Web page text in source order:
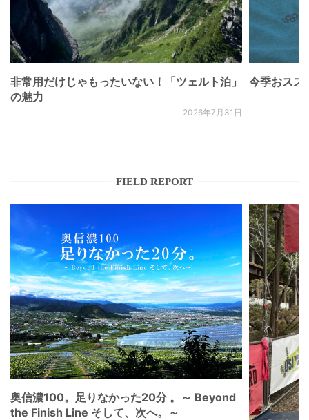
非常用だけじゃもったいない！「ツェルト泊」
の魅力
2026年7月31日
今季おスス
FIELD REPORT
奥信濃100。足りなかった20分 。～ Beyond
the Finish Line そして、次へ。～